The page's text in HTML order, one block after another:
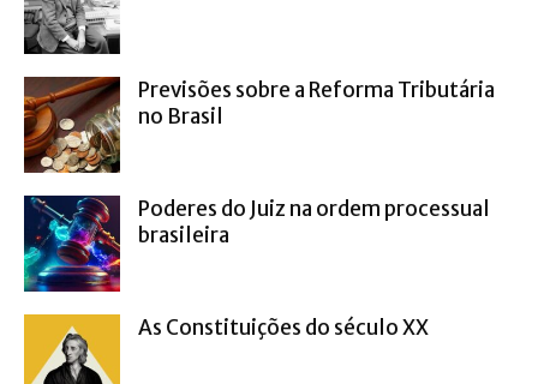
Previsões sobre a Reforma Tributária
no Brasil
Poderes do Juiz na ordem processual
brasileira
As Constituições do século XX